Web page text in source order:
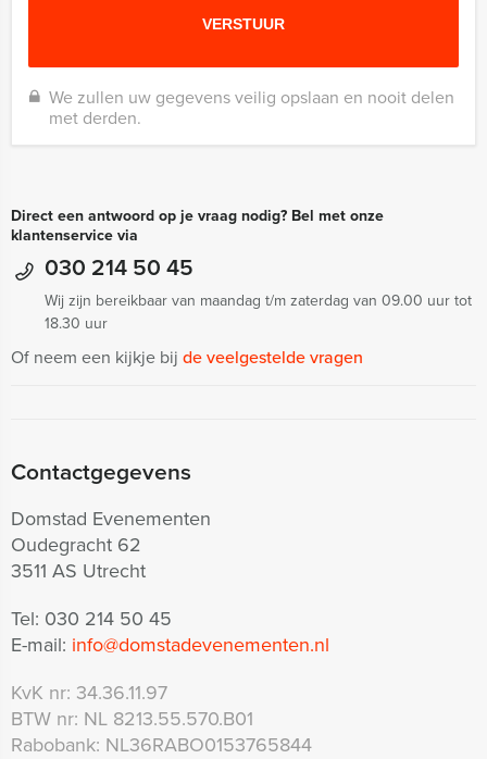
We zullen uw gegevens veilig opslaan en nooit delen
met derden.
Direct een antwoord op je vraag nodig? Bel met onze
klantenservice via
030 214 50 45
Wij zijn bereikbaar van maandag t/m zaterdag van 09.00 uur tot
18.30 uur
Of neem een kijkje bij de veelgestelde vragen
Contactgegevens
Domstad Evenementen
Oudegracht 62
3511 AS Utrecht
Tel: 030 214 50 45
E-mail: info@domstadevenementen.nl
KvK nr: 34.36.11.97
BTW nr: NL 8213.55.570.B01
Rabobank: NL36RABO0153765844